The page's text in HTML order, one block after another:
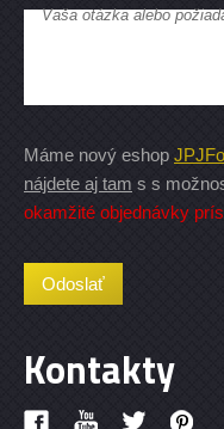
Vaša otázka alebo
Máme nový eshop
nájdete aj tam s s
okamžité objednávky
Kontakty